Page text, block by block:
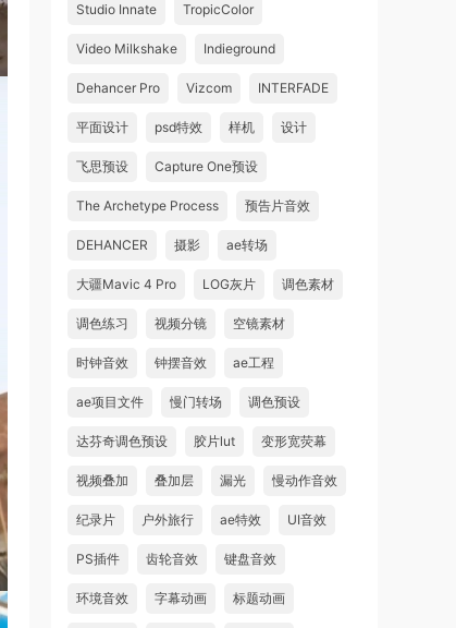
Studio Innate TropicColor
Video Milkshake Indieground
Dehancer Pro Vizcom INTERFADE
平面设计 psd特效 样机 设计
飞思预设 Capture One预设
The Archetype Process 预告片音效
DEHANCER 摄影 ae转场
大疆Mavic 4 Pro LOG灰片 调色素材
调色练习 视频分镜 空镜素材
时钟音效 钟摆音效 ae工程
ae项目文件 慢门转场 调色预设
达芬奇调色预设 胶片lut 变形宽荧幕
视频叠加 叠加层 漏光 慢动作音效
纪录片 户外旅行 ae特效 UI音效
PS插件 齿轮音效 键盘音效
环境音效 字幕动画 标题动画